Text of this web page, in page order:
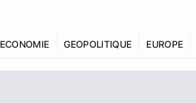
ECONOMIE GEOPOLITIQUE EUROPE